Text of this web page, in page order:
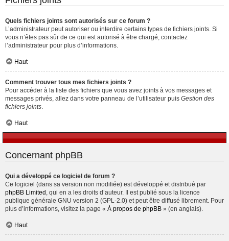
Quels fichiers joints sont autorisés sur ce forum ?
L’administrateur peut autoriser ou interdire certains types de fichiers joints. Si
vous n’êtes pas sûr de ce qui est autorisé à être chargé, contactez
l’administrateur pour plus d’informations.
Haut
Comment trouver tous mes fichiers joints ?
Pour accéder à la liste des fichiers que vous avez joints à vos messages et
messages privés, allez dans votre panneau de l’utilisateur puis Gestion des
fichiers joints
Haut
Concernant phpBB
Qui a développé ce logiciel de forum ?
Ce logiciel (dans sa version non modifiée) est développé et distribué par
phpBB Limited , qui en a les droits d’auteur. Il est publié sous la licence
publique générale GNU version 2 (GPL-2.0) et peut être diffusé librement. Pour
plus d’informations, visitez la page « À propos de phpBB » (en anglais).
Haut